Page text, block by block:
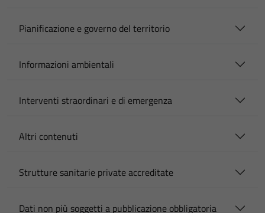
Pianificazione e governo del territorio
Informazioni ambientali
Interventi straordinari e di emergenza
Altri contenuti
Strutture sanitarie private accreditate
Dati non più soggetti a pubblicazione obbligatoria